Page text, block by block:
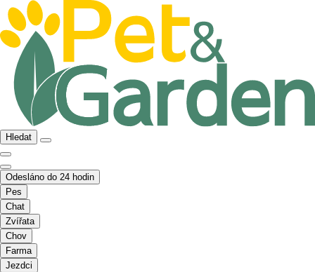
Hledat
Odesláno do 24 hodin
Pes
Chat
Zvířata
Chov
Farma
Jezdci